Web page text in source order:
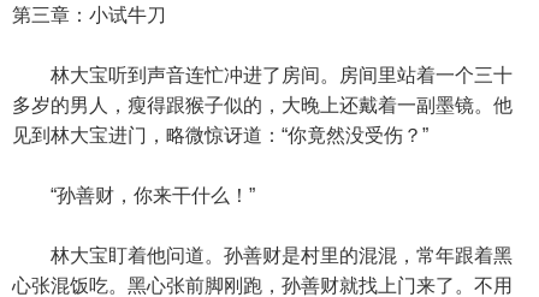
第三章：小试牛刀
林大宝听到声音连忙冲进了房间。房间里站着一个三十
多岁的男人，瘦得跟猴子似的，大晚上还戴着一副墨镜。他
见到林大宝进门，略微惊讶道：“你竟然没受伤？”
“孙善财，你来干什么！”
林大宝盯着他问道。孙善财是村里的混混，常年跟着黑
心张混饭吃。黑心张前脚刚跑，孙善财就找上门来了。不用